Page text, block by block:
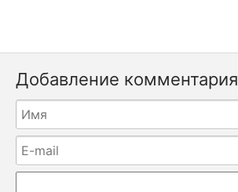
Добавление комментария